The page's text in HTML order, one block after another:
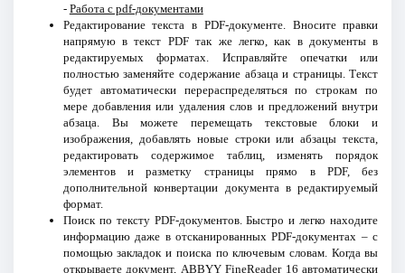
- Работа с pdf-документами
Редактирование текста в PDF-документе. Вносите правки
напрямую в текст PDF так же легко, как в документы в
редактируемых форматах. Исправляйте опечатки или
полностью заменяйте содержание абзаца и страницы. Текст
будет автоматически перераспределяться по строкам по
мере добавления или удаления слов и предложений внутри
абзаца. Вы можете перемещать текстовые блоки и
изображения, добавлять новые строки или абзацы текста,
редактировать содержимое таблиц, изменять порядок
элементов и разметку страницы прямо в PDF, без
дополнительной конвертации документа в редактируемый
формат.
Поиск по тексту PDF-документов. Быстро и легко находите
информацию даже в отсканированных PDF-документах – с
помощью закладок и поиска по ключевым словам. Когда вы
открываете документ, ABBYY FineReader 16 автоматически